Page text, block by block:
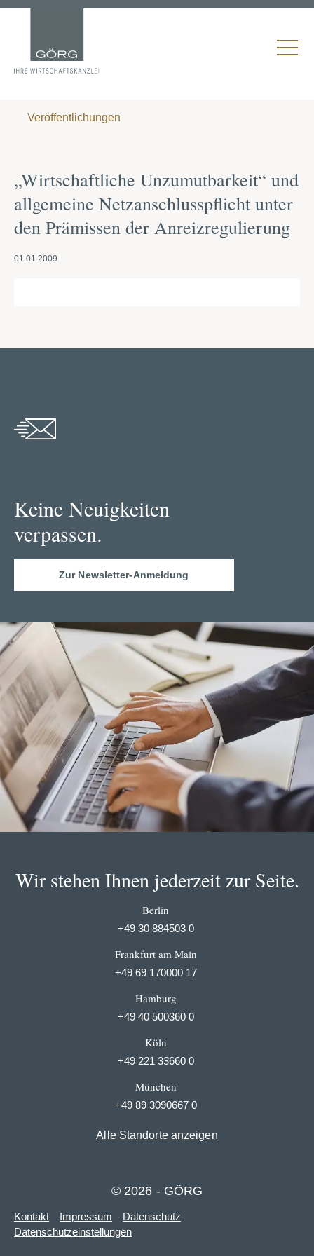
Veröffentlichungen
„Wirtschaftliche Unzumutbarkeit“ und
allgemeine Netzanschlusspflicht unter
den Prämissen der Anreizregulierung
01.01.2009
Keine Neuigkeiten
verpassen.
Zur Newsletter-Anmeldung
Wir stehen Ihnen jederzeit zur Seite.
Berlin
+49 30 884503 0
Frankfurt am Main
+49 69 170000 17
Hamburg
+49 40 500360 0
Köln
+49 221 33660 0
München
+49 89 3090667 0
Alle Standorte anzeigen
© 2026 - GÖRG
Kontakt Impressum
Datenschutz
Datenschutzeinstellungen